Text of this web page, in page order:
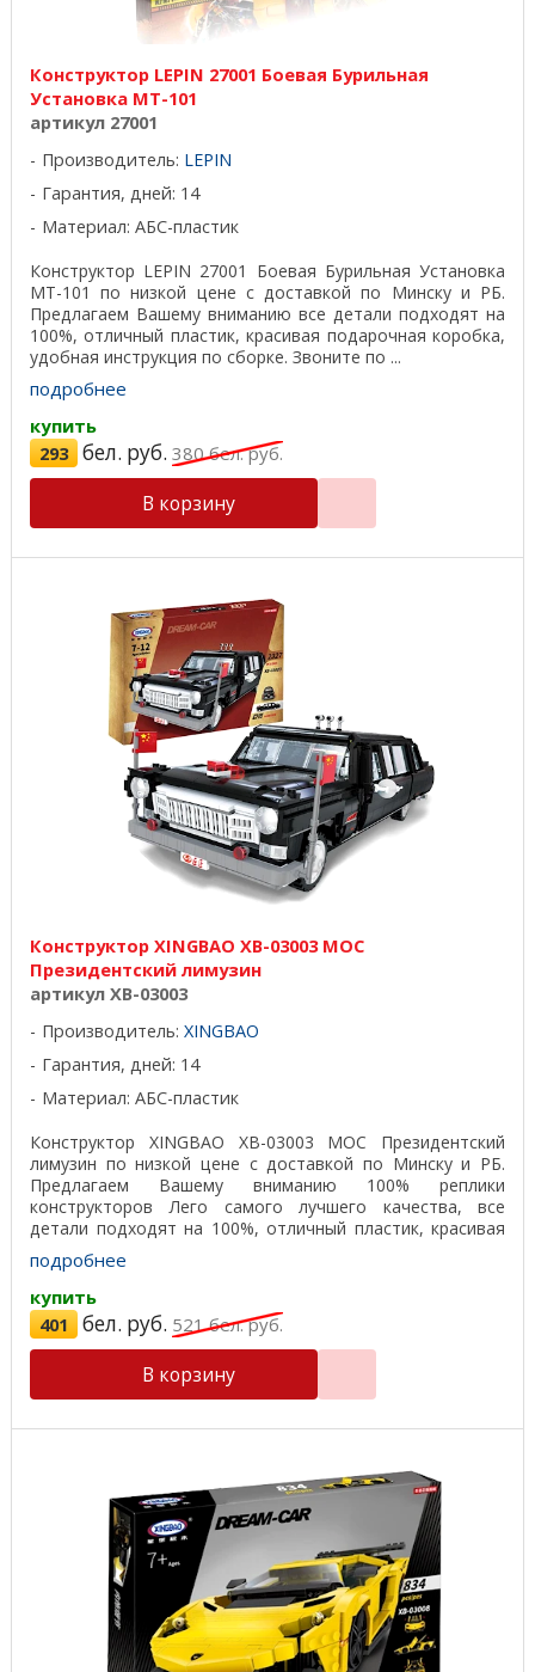
Конструктор LEPIN 27001 Боевая Бурильная
Установка MT-101
артикул 27001
Производитель: LEPIN
Гарантия, дней: 14
Материал: АБС-пластик
Конструктор LEPIN 27001 Боевая Бурильная Установка
MT-101 по низкой цене с доставкой по Минску и РБ.
Предлагаем Вашему вниманию все детали подходят на
100%, отличный пластик, красивая подарочная коробка,
удобная инструкция по сборке. Звоните по ...
подробнее
купить
293 бел. руб. 380бел. руб.
В корзину
Конструктор XINGBAO XB-03003 MOC
Президентский лимузин
артикул XB-03003
Производитель: XINGBAO
Гарантия, дней: 14
Материал: АБС-пластик
Конструктор XINGBAO XB-03003 MOC Президентский
лимузин по низкой цене с доставкой по Минску и РБ.
Предлагаем Вашему вниманию 100% реплики
конструкторов Лего самого лучшего качества, все
детали подходят на 100%, отличный пластик, красивая
подарочная ...
подробнее
купить
401 бел. руб. 521бел. руб.
В корзину